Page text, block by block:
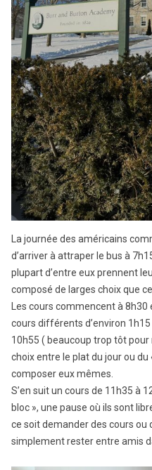
La journée des américains
d’arriver à attraper le bus à
plupart d’entre eux prennent
composé de larges choix que
Les cours commencent à
cours différents d’environ
10h55 ( beaucoup trop tôt
choix entre le plat du jour ou du
composer eux mêmes.
S’en suit un cours de 11h35 à
bloc », une pause où ils sont
ce soit demander des cours ou
simplement rester entre amis